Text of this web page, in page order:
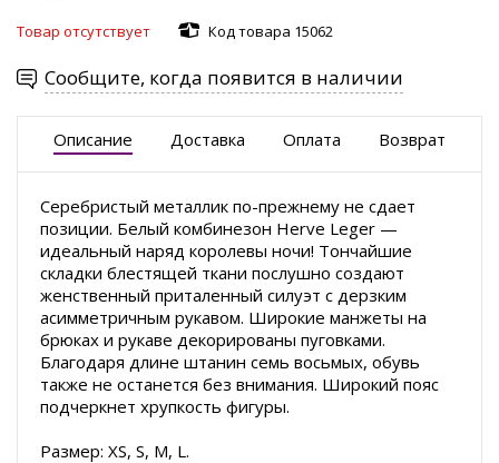
Товар отсутствует Код товара 15062
Сообщите, когда появится в наличии
Описание Доставка Оплата Возврат
Серебристый металлик по-прежнему не сдает
позиции. Белый комбинезон Herve Leger —
идеальный наряд королевы ночи! Тончайшие
складки блестящей ткани послушно создают
женственный приталенный силуэт с дерзким
асимметричным рукавом. Широкие манжеты на
брюках и рукаве декорированы пуговками.
Благодаря длине штанин семь восьмых, обувь
также не останется без внимания. Широкий пояс
подчеркнет хрупкость фигуры.
Размер: XS, S, M, L.